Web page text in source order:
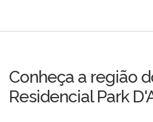
Conheça a região
Residencial Park